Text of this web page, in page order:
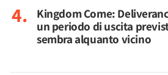
Kingdom Come:
un periodo di uscita
sembra alquanto vicino